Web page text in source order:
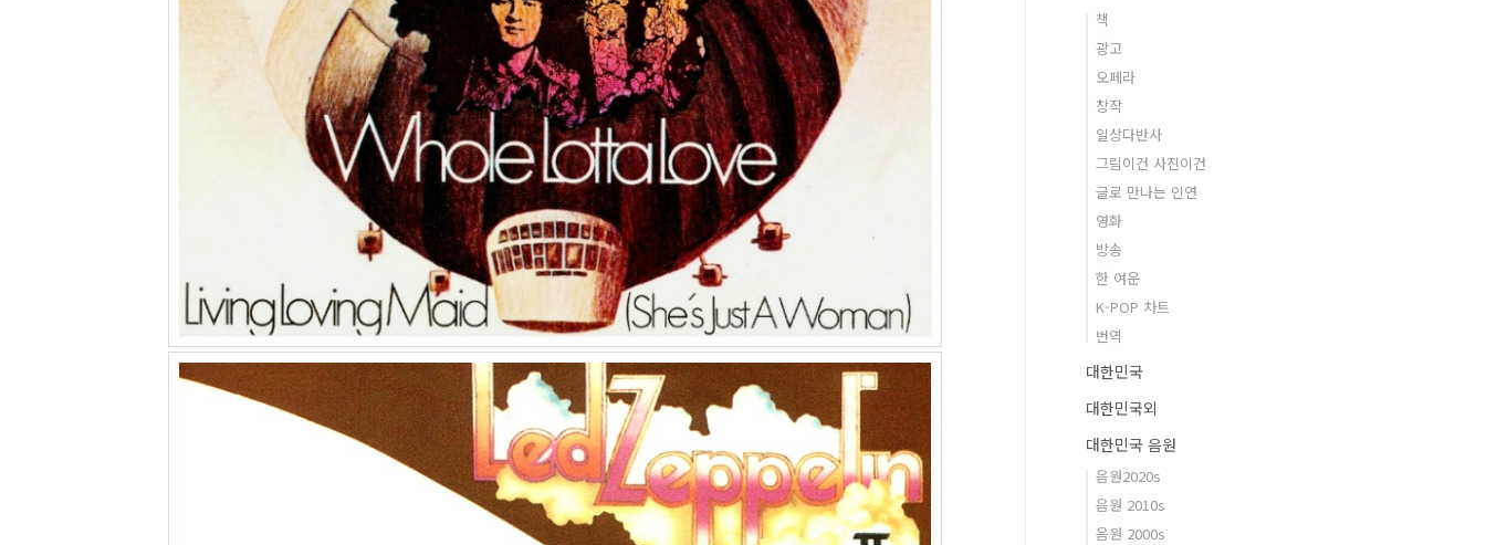
책
광고
오페라
창작
일상다반사
그림이건 사진이건
글로 만나는 인연
영화
방송
한 여운
K-POP 차트
번역
대한민국
대한민국외
대한민국 음원
음원2020s
음원 2010s
음원 2000s